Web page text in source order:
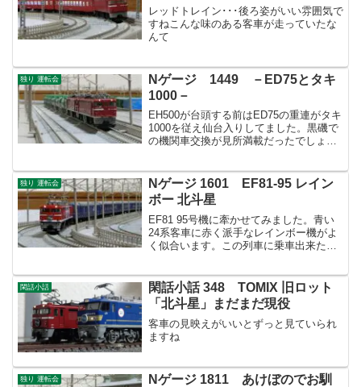
レッドトレイン･･･後ろ姿がいい雰囲気で
すねこんな味のある客車が走っていたな
んて
独り 運転会
Nゲージ 1449 －ED75とタキ
1000－
EH500が台頭する前はED75の重連がタキ
1000を従え仙台入りしてました。黒磯で
の機関車交換が見所満載だったでしょ
独り 運転会
Nゲージ 1601 EF81-95 レイン
ボー 北斗星
EF81 95号機に牽かせてみました。青い
24系客車に赤く派手なレインボー機がよ
く似合います。この列車に乗車出来たら
閑話小話
閑話小話 348 TOMIX 旧ロット
「北斗星」まだまだ現役
客車の見映えがいいとずっと見ていられ
ますね
独り 運転会
Nゲージ 1811 あけぼのでお馴